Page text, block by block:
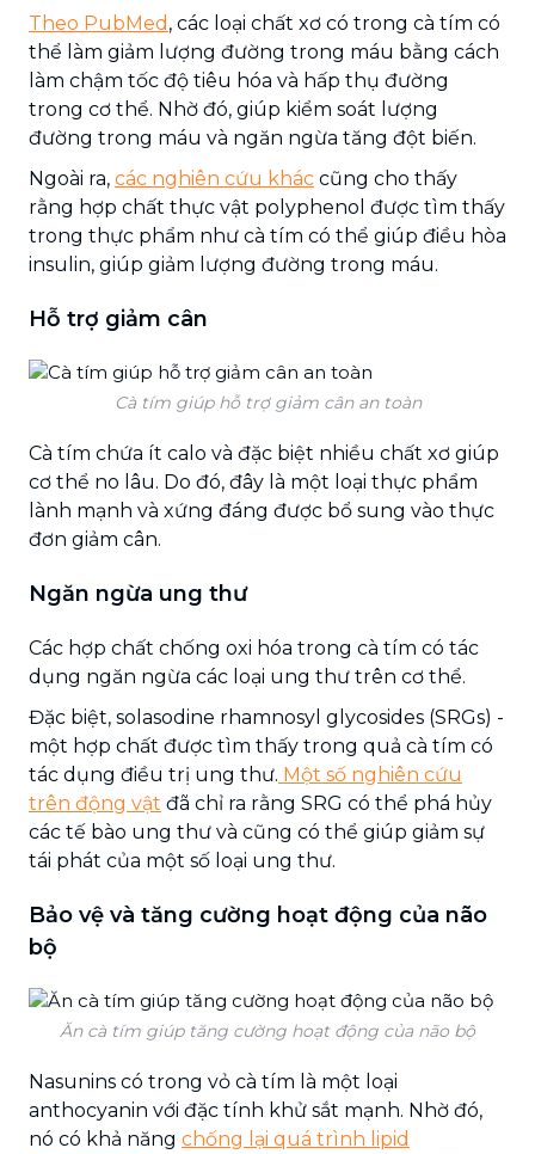
Theo PubMed , các loại chất xơ có trong cà tím có
thể làm giảm lượng đường trong máu bằng cách
làm chậm tốc độ tiêu hóa và hấp thụ đường
trong cơ thể. Nhờ đó, giúp kiểm soát lượng
đường trong máu và ngăn ngừa tăng đột biến.
Ngoài ra, các nghiên cứu khác cũng cho thấy
rằng hợp chất thực vật polyphenol được tìm thấy
trong thực phẩm như cà tím có thể giúp điều hòa
insulin, giúp giảm lượng đường trong máu.
Hỗ trợ giảm cân
Cà tím giúp hỗ trợ giảm cân an toàn
Cà tím chứa ít calo và đặc biệt nhiều chất xơ giúp
cơ thể no lâu. Do đó, đây là một loại thực phẩm
lành mạnh và xứng đáng được bổ sung vào thực
đơn giảm cân.
Ngăn ngừa ung thư
Các hợp chất chống oxi hóa trong cà tím có tác
dụng ngăn ngừa các loại ung thư trên cơ thể.
Đặc biệt, solasodine rhamnosyl glycosides (SRGs) -
một hợp chất được tìm thấy trong quả cà tím có
tác dụng điều trị ung thư. Một số nghiên cứu
trên động vật đã chỉ ra rằng SRG có thể phá hủy
các tế bào ung thư và cũng có thể giúp giảm sự
tái phát của một số loại ung thư.
Bảo vệ và tăng cường hoạt động của não
bộ
Ăn cà tím giúp tăng cường hoạt động của não bộ
Nasunins có trong vỏ cà tím là một loại
anthocyanin với đặc tính khử sắt mạnh. Nhờ đó,
nó có khả năng chống lại quá trình lipid